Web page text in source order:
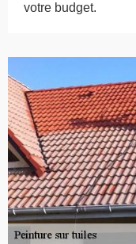
votre budget.